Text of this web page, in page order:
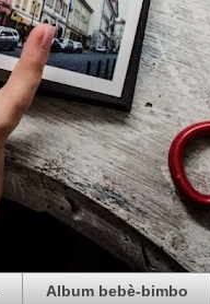
Album bebè-bimbo